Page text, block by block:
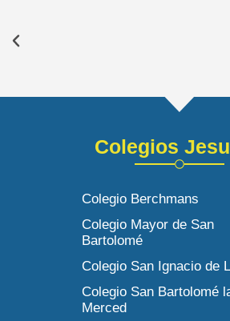
Colegios
Colegio Berchmans
Colegio Mayor de San
Bartolomé
Colegio San Ignacio de
Colegio San Bartolomé
Merced